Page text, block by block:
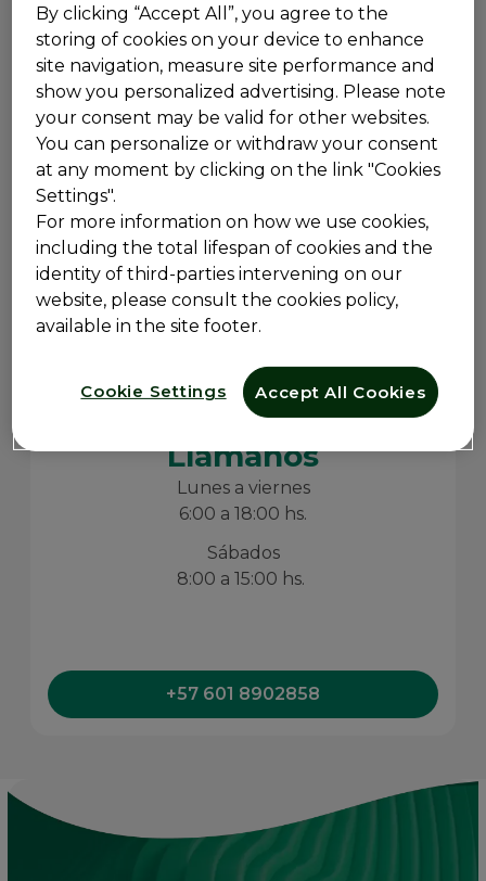
Online
Para cualquier consulta, solicitud, reporte de evento adverso,
reclamo de calidad técnica o información médica,
servicioalcliente.opella@sanofi.com
Nos aseguraremos de brindarle una respuesta en el menor
tiempo posible.
Escríbenos
Llámanos
Lunes a viernes
6:00 a 18:00 hs.
Sábados
8:00 a 15:00 hs.
+57 601 8902858
By clicking “Accept All”, you agree to the
storing of cookies on your device to enhance
site navigation, measure site performance and
show you personalized advertising. Please note
your consent may be valid for other websites.
You can personalize or withdraw your consent
at any moment by clicking on the link "Cookies
Settings".
For more information on how we use cookies,
including the total lifespan of cookies and the
identity of third-parties intervening on our
website, please consult the cookies policy,
available in the site footer.
Cookie Settings Accept All Cookies